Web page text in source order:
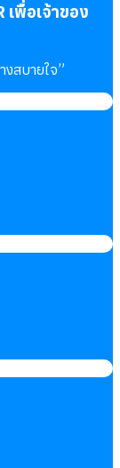
เพื่อเจ้าของ
งสบายใจ”